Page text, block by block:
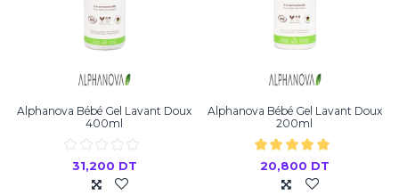
Alphanova Bébé Gel Lavant Doux
400ml
31,200 DT
Alphanova Bébé Gel Lavant Doux
200ml
20,800 DT